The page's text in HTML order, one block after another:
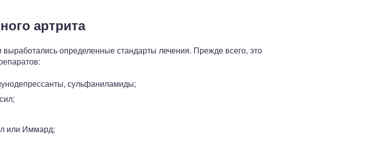
артрита
определенные стандарты лечения. Прежде всего, это
сульфаниламиды;
или Иммард;